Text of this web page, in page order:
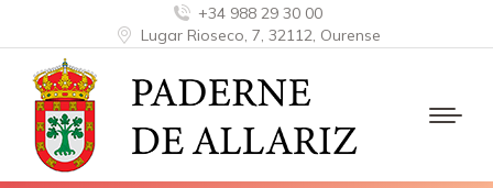
+34 988 29 30 00
Lugar Rioseco, 7, 32112, Ourense